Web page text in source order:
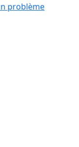
problème